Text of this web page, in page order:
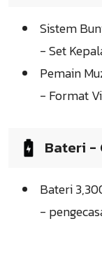
Sistem
- Set
Pemain
- Format
Bateri -
Bateri
-